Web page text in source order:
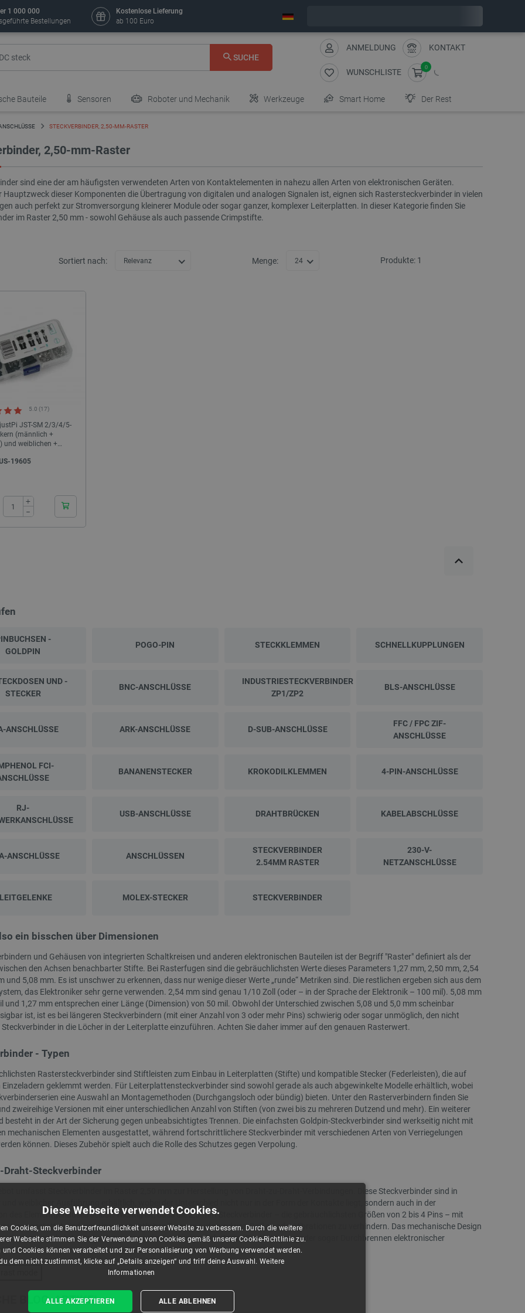
1 000 000
Bestellungen
Kostenlose Lieferung
ab 100 Euro
SUCHE
ANMELDUNG KONTAKT
WUNSCHLISTE
0
Bauteile Sensoren Roboter und Mechanik Werkzeuge Smart Home Der Rest
STECKVERBINDER, 2,50-MM-RASTER
Bananenschale
AUP-28481 Index:CRL-28371
NEU
Index:AUP-28512
NEU
SONDERANGEBOT AUSVERKAUF
SONDERANGEBOT
SONDERANGEBOT
2,50-mm-Raster
sind eine der am häufigsten verwendeten Arten von Kontaktelementen in nahezu allen Arten von elektronischen Geräten.
Hauptzweck dieser Komponenten die Übertragung von digitalen und analogen Signalen ist, eignen sich Rastersteckverbinder in vielen
auch perfekt zur Stromversorgung kleinerer Module oder sogar ganzer, komplexer Leiterplatten. In dieser Kategorie finden Sie
im Raster 2,50 mm - sowohl Gehäuse als auch passende Crimpstifte.
Sortiert nach: Relevanz Menge: 24 Produkte: 1
JST-SM 2/3/4/5-
(männlich +
und weiblichen +
5.0 (17)
19605
+
−
-
GOLDPIN
POGO-PIN STECKKLEMMEN SCHNELLKUPPLUNGEN
UND -
STECKER
BNC-ANSCHLÜSSE
INDUSTRIESTECKVERBINDER
ZP1/ZP2
BLS-ANSCHLÜSSE
ANSCHLÜSSE ARK-ANSCHLÜSSE D-SUB-ANSCHLÜSSE
FFC / FPC ZIF-
ANSCHLÜSSE
FCI-
BANANENSTECKER KROKODILKLEMMEN 4-PIN-ANSCHLÜSSE
RJ-
USB-ANSCHLÜSSE DRAHTBRÜCKEN KABELABSCHLÜSSE
ANSCHLÜSSE ANSCHLÜSSEN
STECKVERBINDER
2.54MM RASTER
230-V-
NETZANSCHLÜSSE
MOLEX-STECKER STECKVERBINDER
ein bisschen über Dimensionen
und Gehäusen von integrierten Schaltkreisen und anderen elektronischen Bauteilen ist der Begriff "Raster" definiert als der
den Achsen benachbarter Stifte. Bei Rasterfugen sind die gebräuchlichsten Werte dieses Parameters 1,27 mm, 2,50 mm, 2,54
und 5,08 mm. Es ist unschwer zu erkennen, dass nur wenige dieser Werte „runde“ Metriken sind. Die restlichen ergeben sich aus dem
das Elektroniker sehr gerne verwenden. 2,54 mm sind genau 1/10 Zoll (oder – in der Sprache der Elektronik – 100 mil). 5,08 mm
und 1,27 mm entsprechen einer Länge (Dimension) von 50 mil. Obwohl der Unterschied zwischen 5,08 und 5,0 mm scheinbar
ist, ist es bei längeren Steckverbindern (mit einer Anzahl von 3 oder mehr Pins) schwierig oder sogar unmöglich, den nicht
in die Löcher in der Leiterplatte einzuführen. Achten Sie daher immer auf den genauen Rasterwert.
- Typen
Rastersteckverbinder sind Stiftleisten zum Einbau in Leiterplatten (Stifte) und kompatible Stecker (Federleisten), die auf
Einzeladern geklemmt werden. Für Leiterplattensteckverbinder sind sowohl gerade als auch abgewinkelte Modelle erhältlich, wobei
eine Auswahl an Montagemethoden (Durchgangsloch oder bündig) bieten. Unter den Rasterverbindern finden Sie
zweireihige Versionen mit einer unterschiedlichen Anzahl von Stiften (von zwei bis zu mehreren Dutzend und mehr). Ein weiterer
besteht in der Art der Sicherung gegen unbeabsichtigtes Trennen. Die einfachsten Goldpin-Steckverbinder sind werkseitig nicht mit
mechanischen Elementen ausgestattet, während fortschrittlichere Steckverbinder mit verschiedenen Arten von Verriegelungen
können. Dieses Zubehör spielt auch die Rolle des Schutzes gegen Verpolung.
Draht-Steckverbinder
umfasst Steckverbinder im Raster 2,50 mm zur Herstellung von Draht-zu-Draht-Verbindungen. Diese Steckverbinder sind in
und weiblicher Ausführung erhältlich, wobei der Unterschied nicht nur in der Form der Kontakte liegt, sondern auch in der
des Elementgehäuses selbst. Wichtig ist, dass die 2,5-mm-Steckverbinder – die gebräuchlichsten Größen von 2 bis 4 Pins – mit
ausgestattet sind, um ein versehentliches Trennen aufgrund von Reißen oder Vibrationen zu verhindern. Das mechanische Design
eine umgekehrte Verbindung, was ein zuverlässiger Schutz vor Beschädigung oder sogar Durchbrennen elektronischer
ist.
BLOG-ARTIKEL
Diese Webseite verwendet Cookies.
Cookies, um die Benutzerfreundlichkeit unserer Website zu verbessern. Durch die weitere
Webseite stimmen Sie der Verwendung von Cookies gemäß unserer Cookie-Richtlinie zu.
und Cookies können verarbeitet und zur Personalisierung von Werbung verwendet werden.
dem nicht zustimmst, klicke auf „Details anzeigen“ und triff deine Auswahl.Weitere
Informationen
ALLE AKZEPTIEREN ALLE ABLEHNEN